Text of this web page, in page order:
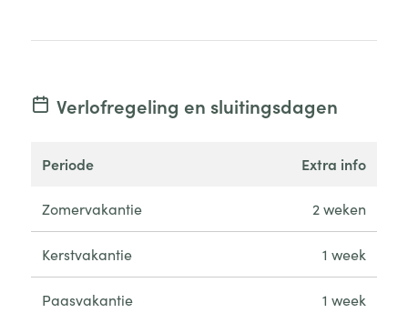
Verlofregeling en sluitingsdagen
periode extra info
Zomervakantie 2 weken
Kerstvakantie 1 week
Paasvakantie 1 week